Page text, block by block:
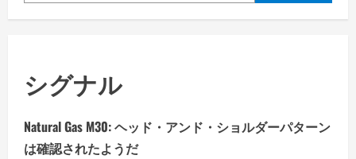
シグナル
Natural Gas M30: ヘッド・アンド・ショルダーパターン
は確認されたようだ